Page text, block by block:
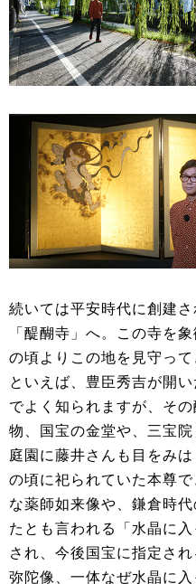
続いては平安時代に創建
「醍醐寺」へ。この寺を
の頃よりこの地を見守っ
といえば、豊臣秀吉が開
でよく知られますが、そ
物、国宝の金堂や、三宝
庭園に藤井さんも目をみ
の頃に祀られていた本尊
な薬師如来像や、鎌倉時
たとも言われる「水晶に
され、今後国宝に指定さ
弥陀像、一体なぜ水晶に